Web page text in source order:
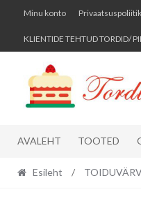
Skip
navigation
Skip
content
Minu konto
KLIENTIDE TEHTUD TORDID/
AVALEHT TOOTED
Esileht /